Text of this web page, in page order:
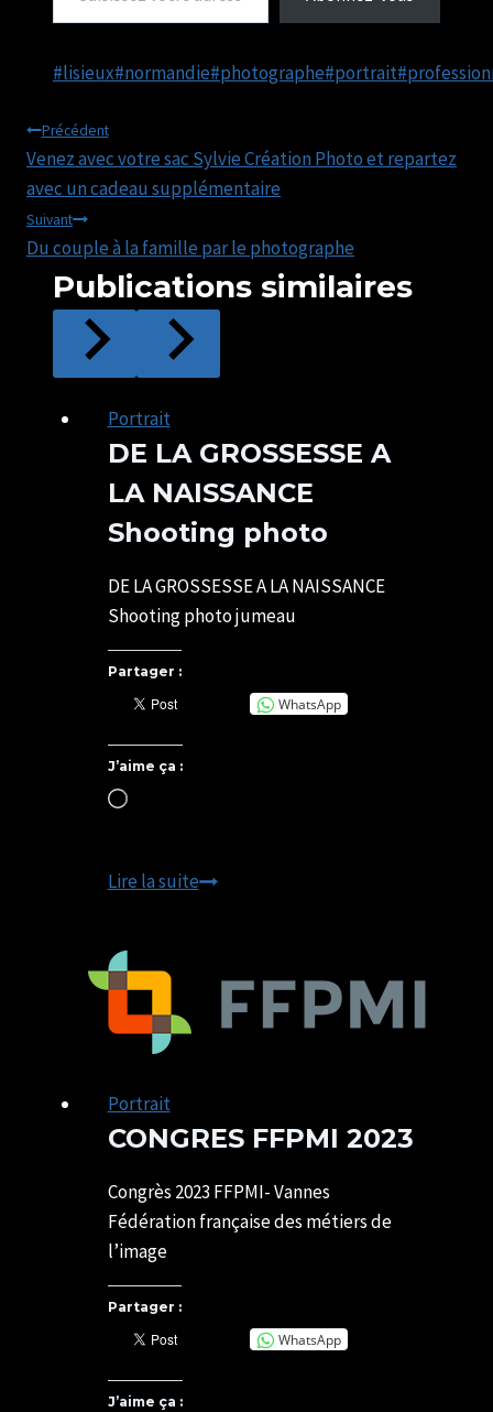
Étiquettes
la
publication :
#lisieux#normandie#photographe#portrait#
Navigation
de
l’article
Précédent
Venez avec votre sac Sylvie Création Photo et repartez
avec un cadeau supplémentaire
Suivant
Du couple à la famille par le photographe
Publications similaires
Portrait
DE LA GROSSESSE A
LA NAISSANCE
Shooting photo
CHATELAIS
DE LA GROSSESSE A LA NAISSANCE
Shooting photo jumeau
Partager :
WhatsApp
J’aime ça :
Chargement…
Lire la suiteDE
NAISSANCE
Portrait
CONGRES FFPMI 2023
CHATELAIS
Congrès 2023 FFPMI- Vannes
Fédération française des métiers de
l’image
Partager :
WhatsApp
J’aime ça :